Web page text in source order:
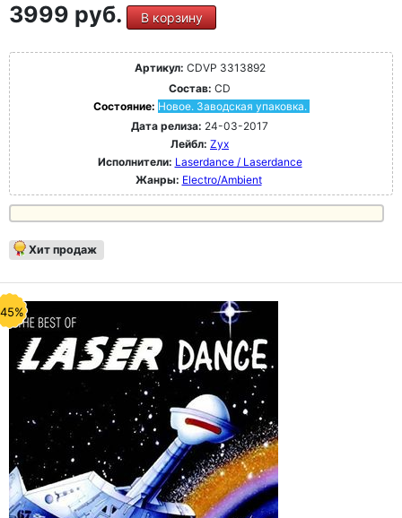
3999 руб. В корзину
Артикул: CDVP 3313892
Состав: CD
Состояние: Новое. Заводская упаковка.
Дата релиза: 24-03-2017
Лейбл: Zyx
Исполнители: Laserdance / Laserdance
Жанры: Electro/Ambient
Хит продаж